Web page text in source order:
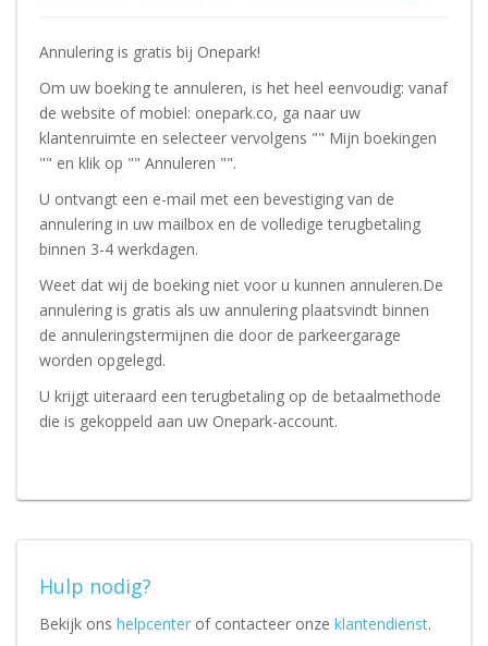
Annulering is gratis bij Onepark!
Om uw boeking te annuleren, is het heel eenvoudig: vanaf
de website of mobiel: onepark.co, ga naar uw
klantenruimte en selecteer vervolgens "" Mijn boekingen
"" en klik op "" Annuleren "".
U ontvangt een e-mail met een bevestiging van de
annulering in uw mailbox en de volledige terugbetaling
binnen 3-4 werkdagen.
Weet dat wij de boeking niet voor u kunnen annuleren.De
annulering is gratis als uw annulering plaatsvindt binnen
de annuleringstermijnen die door de parkeergarage
worden opgelegd.
U krijgt uiteraard een terugbetaling op de betaalmethode
die is gekoppeld aan uw Onepark-account.
Hulp nodig?
Bekijk ons helpcenter of contacteer onze klantendienst.